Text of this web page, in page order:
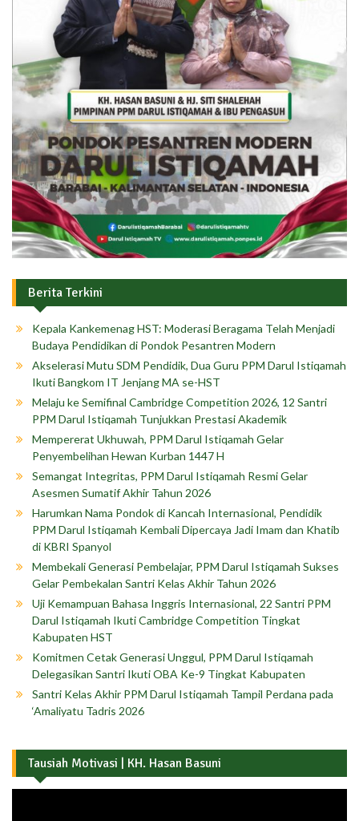
Berita Terkini
Kepala Kankemenag HST: Moderasi Beragama Telah Menjadi
Budaya Pendidikan di Pondok Pesantren Modern
Akselerasi Mutu SDM Pendidik, Dua Guru PPM Darul Istiqamah
Ikuti Bangkom IT Jenjang MA se-HST
Melaju ke Semifinal Cambridge Competition 2026, 12 Santri
PPM Darul Istiqamah Tunjukkan Prestasi Akademik
Mempererat Ukhuwah, PPM Darul Istiqamah Gelar
Penyembelihan Hewan Kurban 1447 H
Semangat Integritas, PPM Darul Istiqamah Resmi Gelar
Asesmen Sumatif Akhir Tahun 2026
Harumkan Nama Pondok di Kancah Internasional, Pendidik
PPM Darul Istiqamah Kembali Dipercaya Jadi Imam dan Khatib
di KBRI Spanyol
Membekali Generasi Pembelajar, PPM Darul Istiqamah Sukses
Gelar Pembekalan Santri Kelas Akhir Tahun 2026
Uji Kemampuan Bahasa Inggris Internasional, 22 Santri PPM
Darul Istiqamah Ikuti Cambridge Competition Tingkat
Kabupaten HST
Komitmen Cetak Generasi Unggul, PPM Darul Istiqamah
Delegasikan Santri Ikuti OBA Ke-9 Tingkat Kabupaten
Santri Kelas Akhir PPM Darul Istiqamah Tampil Perdana pada
‘Amaliyatu Tadris 2026
Tausiah Motivasi | KH. Hasan Basuni